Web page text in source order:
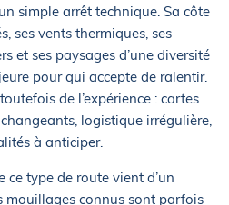
simple arrêt technique. Sa côte
ses vents thermiques, ses
et ses paysages d’une diversité
pour qui accepte de ralentir.
de l’expérience : cartes
logistique irrégulière,
à anticiper.
type de route vient d’un
mouillages connus sont parfois